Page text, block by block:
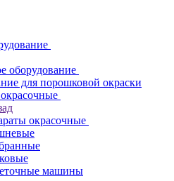
оборудование
для порошковой окраски
окрасочные
машины